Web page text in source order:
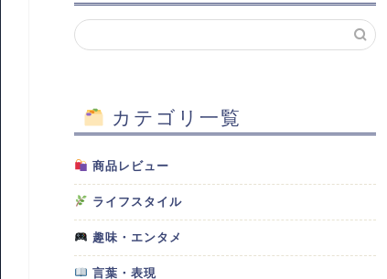
カテゴリ一覧
商品レビュー
ライフスタイル
趣味・エンタメ
言葉・表現